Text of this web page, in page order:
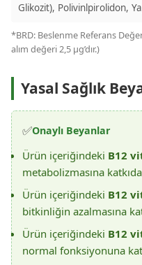
Glikozit), Polivinlpirolidon,
*BRD: Beslenme Referans
alım değeri 2,5 µg’dır.)
Yasal Sağlık
✅Onaylı Beyanlar
Ürün içeriğindeki B12
metabolizmasına
Ürün içeriğindeki B12
bitkinliğin azalmasına
Ürün içeriğindeki B12
normal fonksiyonuna